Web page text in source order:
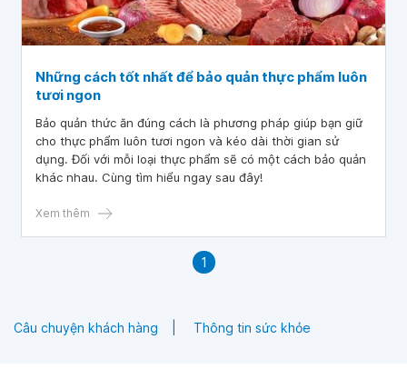
Những cách tốt nhất để bảo quản thực phẩm luôn
tươi ngon
Bảo quản thức ăn đúng cách là phương pháp giúp bạn giữ
cho thực phẩm luôn tươi ngon và kéo dài thời gian sử
dụng. Đối với mỗi loại thực phẩm sẽ có một cách bảo quản
khác nhau. Cùng tìm hiểu ngay sau đây!
Xem thêm
1
Câu chuyện khách hàng Thông tin sức khỏe